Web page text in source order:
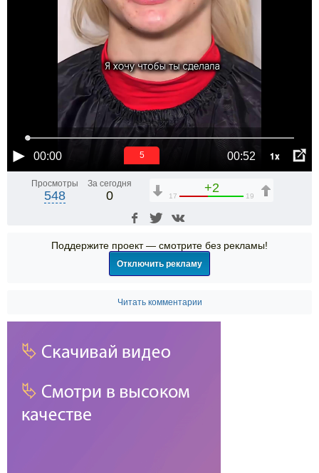
00:00 00:52 1x
5
Просмотры
548
За сегодня
0
+2
17 19
Поддержите проект — смотрите без рекламы!
Отключить рекламу
Читать комментарии